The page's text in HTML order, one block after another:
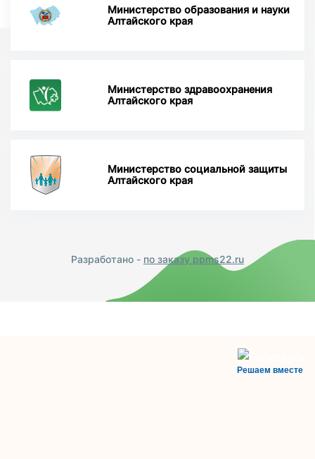
Министерство образования и науки
Алтайского края
Министерство здравоохранения
Алтайского края
Министерство социальной защиты
Алтайского края
Разработано - по заказу ppms22.ru
Решаем вместе